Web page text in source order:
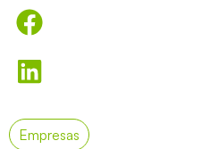
Empresas